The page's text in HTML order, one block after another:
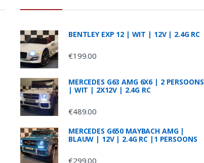
BENTLEY EXP 12 | WIT | 12V | 2.4G RC
€199.00
MERCEDES G63 AMG 6X6 | 2 PERSOONS
| WIT | 2X12V | 2.4G RC
€489.00
MERCEDES G650 MAYBACH AMG |
BLAUW | 12V | 2.4G RC |1 PERSOONS
€299.00